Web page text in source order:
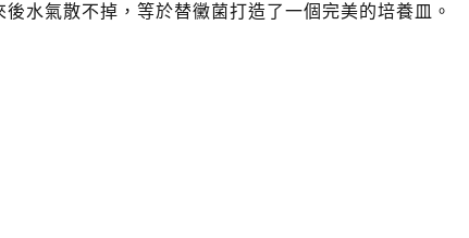
水氣散不掉，等於替黴菌打造了一個完美的培養皿。